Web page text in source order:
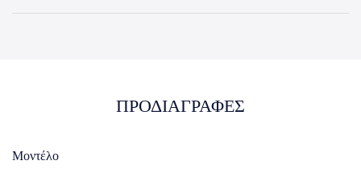
ΠΡΟΔΙΑΓΡΑΦΈΣ
Μοντέλο